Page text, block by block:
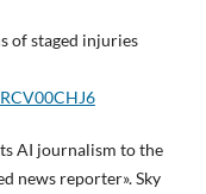
of staged injuries
AI journalism to the
news reporter». Sky